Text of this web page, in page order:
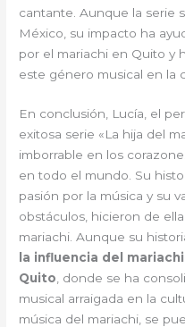
cantante. Aunque la serie
México, su impacto ha
por el mariachi en Quito y
este género musical en la
En conclusión, Lucía, el
exitosa serie «La hija del
imborrable en los
en todo el mundo. Su
pasión por la música y su
obstáculos, hicieron de
mariachi. Aunque su
la influencia del
Quito, donde se ha
musical arraigada en la
música del mariachi, se